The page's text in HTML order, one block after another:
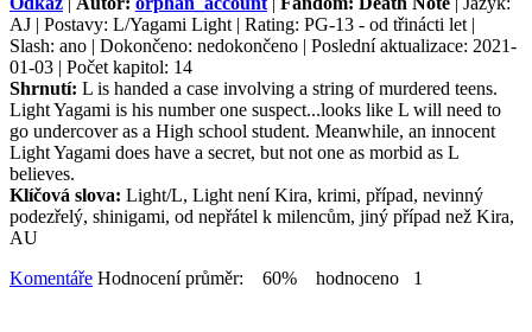
AJ | Postavy: L/Yagami Light | Rating: PG-13 - od třinácti let |
Slash: ano | Dokončeno: nedokončeno | Poslední aktualizace: 2021-
01-03 | Počet kapitol: 14
Shrnutí: L is handed a case involving a string of murdered teens.
Light Yagami is his number one suspect...looks like L will need to
go undercover as a High school student. Meanwhile, an innocent
Light Yagami does have a secret, but not one as morbid as L
believes.
Klíčová slova: Light/L, Light není Kira, krimi, případ, nevinný
podezřelý, shinigami, od nepřátel k milencům, jiný případ než Kira,
AU
Komentáře Hodnocení průměr: 60% hodnoceno 1